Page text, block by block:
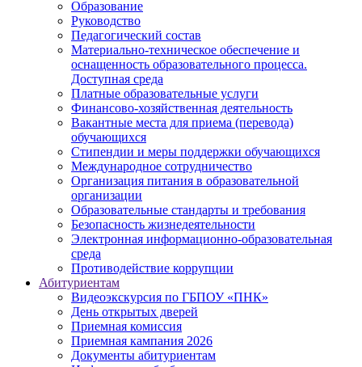
Образование
Руководство
Педагогический состав
Материально-техническое обеспечение и
оснащенность образовательного процесса.
Доступная среда
Платные образовательные услуги
Финансово-хозяйственная деятельность
Вакантные места для приема (перевода)
обучающихся
Стипендии и меры поддержки обучающихся
Международное сотрудничество
Организация питания в образовательной
организации
Образовательные стандарты и требования
Безопасность жизнедеятельности
Электронная информационно-образовательная
среда
Противодействие коррупции
Абитуриентам
Видеоэкскурсия по ГБПОУ «ПНК»
День открытых дверей
Приемная комиссия
Приемная кампания 2026
Дoкументы абитуриентам